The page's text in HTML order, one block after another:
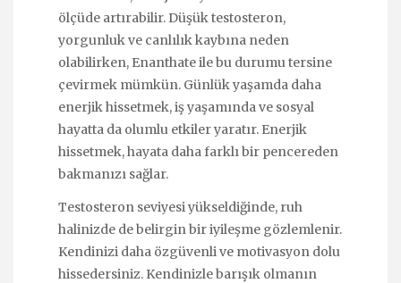
ölçüde artırabilir. Düşük testosteron,
yorgunluk ve canlılık kaybına neden
olabilirken, Enanthate ile bu durumu tersine
çevirmek mümkün. Günlük yaşamda daha
enerjik hissetmek, iş yaşamında ve sosyal
hayatta da olumlu etkiler yaratır. Enerjik
hissetmek, hayata daha farklı bir pencereden
bakmanızı sağlar.
Testosteron seviyesi yükseldiğinde, ruh
halinizde de belirgin bir iyileşme gözlemlenir.
Kendinizi daha özgüvenli ve motivasyon dolu
hissedersiniz. Kendinizle barışık olmanın